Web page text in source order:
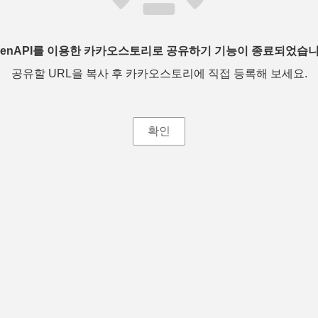
를 이용한 카카오스토리로 공유하기 기능이 종료되었습
공유할 URL을 복사 후 카카오스토리에 직접 등록해 보세요.
확인